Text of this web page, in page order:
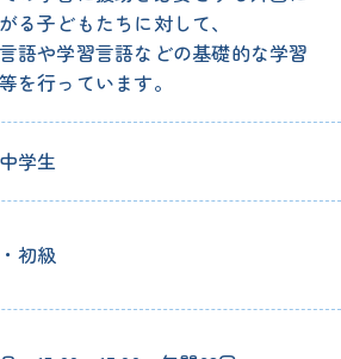
る子どもたちに対して、
言語や学習言語などの基礎的な学習
等を行っています。
学生
・ 初級